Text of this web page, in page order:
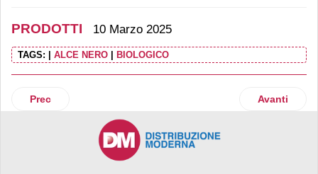
PRODOTTI 10 Marzo 2025
TAGS: ALCE NERO BIOLOGICO
Articolo precedente: Tonitto 1939 lancia Creamy
Prec Articolo
Avanti